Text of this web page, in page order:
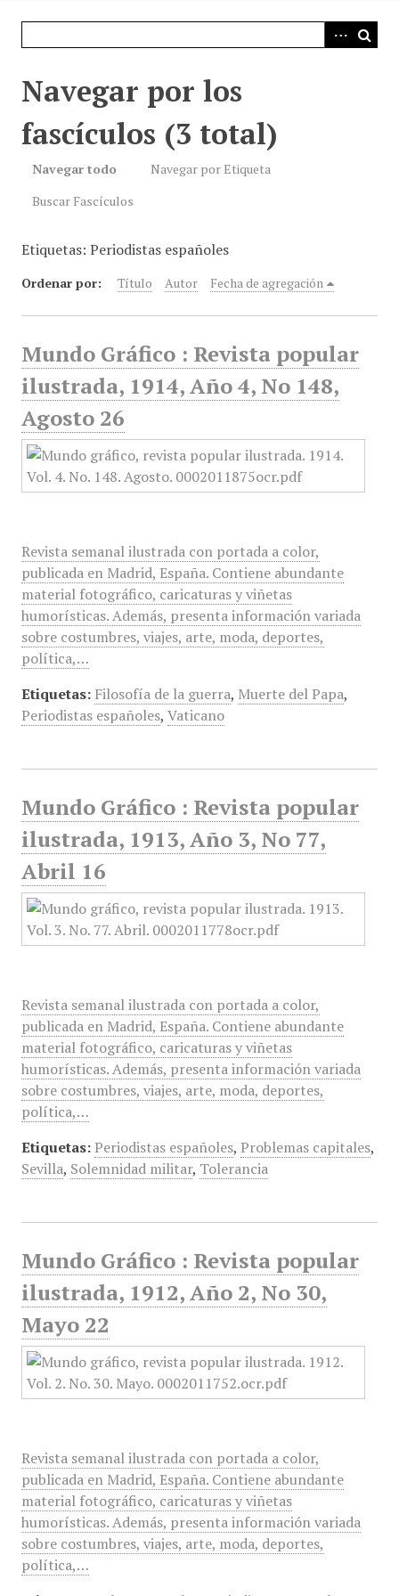
Navegar por los
fascículos (3 total)
Navegar todo
Navegar por Etiqueta
Buscar Fascículos
Etiquetas: Periodistas españoles
Ordenar por: Título Autor Fecha de agregación
Mundo Gráfico : Revista popular
ilustrada, 1914, Año 4, No 148,
Agosto 26
Revista semanal ilustrada con portada a color,
publicada en Madrid, España. Contiene abundante
material fotográfico, caricaturas y viñetas
humorísticas. Además, presenta información variada
sobre costumbres, viajes, arte, moda, deportes,
política,…
Etiquetas: Filosofía de la guerra, Muerte del Papa,
Periodistas españoles, Vaticano
Mundo Gráfico : Revista popular
ilustrada, 1913, Año 3, No 77,
Abril 16
Revista semanal ilustrada con portada a color,
publicada en Madrid, España. Contiene abundante
material fotográfico, caricaturas y viñetas
humorísticas. Además, presenta información variada
sobre costumbres, viajes, arte, moda, deportes,
política,…
Etiquetas: Periodistas españoles, Problemas capitales,
Sevilla, Solemnidad militar, Tolerancia
Mundo Gráfico : Revista popular
ilustrada, 1912, Año 2, No 30,
Mayo 22
Revista semanal ilustrada con portada a color,
publicada en Madrid, España. Contiene abundante
material fotográfico, caricaturas y viñetas
humorísticas. Además, presenta información variada
sobre costumbres, viajes, arte, moda, deportes,
política,…